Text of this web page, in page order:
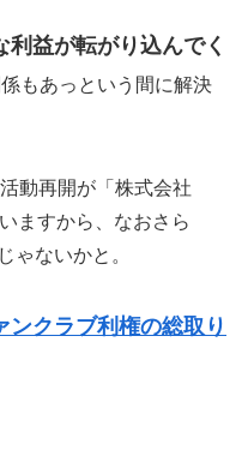
益が転がり込んでく
もあっという間に解決
動再開が「株式会社
ますから、なおさら
ゃないかと。
クラブ利権の総取り